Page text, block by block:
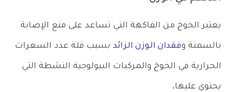
يعتبر الخوخ من الفاكهة التي تساعد على منع الإصابة
بالسمنة وفقدان الوزن الزائد بسبب قلة عدد السعرات
الحرارية في الخوخ والمركبات البيولوجية النشطة التي
يحتوي عليها.